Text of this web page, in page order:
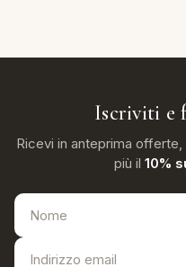
Iscriviti e
Ricevi in anteprima
più il 10%